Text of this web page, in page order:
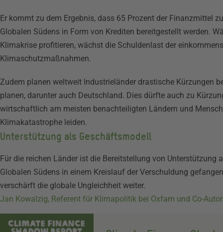
Er kommt zu dem Ergebnis, dass 65 Prozent der Finanzmittel
Globalen Südens in Form von Krediten bereitgestellt werden.
Klimakrise profitieren, wächst die Schuldenlast der
Klimaschutzmaßnahmen.
Zudem planen weltweit Industrieländer drastische Kürzungen
planen, darunter auch Deutschland. Dies dürfte auch zu
wirtschaftlich am meisten benachteiligten Ländern und
Klimakatastrophe leiden.
Unterstützung als Geschäftsmodell
Für die reichen Länder ist die Bereitstellung von Unterstützung
Globalen Südens in einem Kreislauf der Verschuldung
verschärft die globale Ungleichheit weiter.
Jan Kowalzig, Referent für Klimapolitik bei Oxfam und Co-